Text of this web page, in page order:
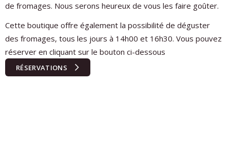
de fromages. Nous serons heureux de vous les faire goûter.
Cette boutique offre également la possibilité de déguster
des fromages, tous les jours à 14h00 et 16h30. Vous pouvez
réserver en cliquant sur le bouton ci-dessous
RÉSERVATIONS